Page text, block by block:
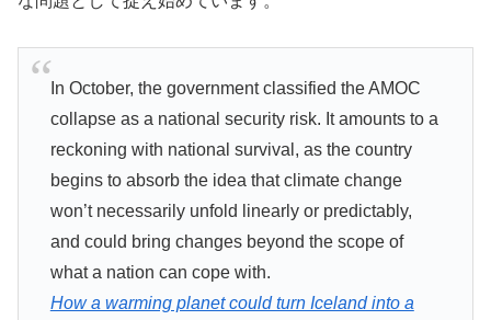
In October, the government classified the AMOC
collapse as a national security risk. It amounts to a
reckoning with national survival, as the country
begins to absorb the idea that climate change
won’t necessarily unfold linearly or predictably,
and could bring changes beyond the scope of
what a nation can cope with.
How a warming planet could turn Iceland into a